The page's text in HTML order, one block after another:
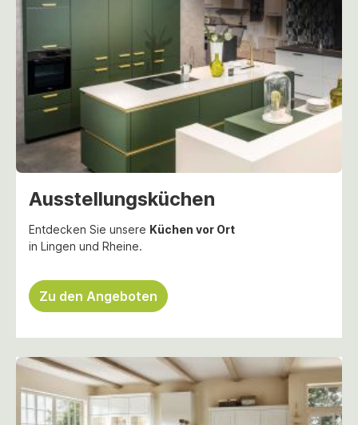
Ausstellungsküchen
Entdecken Sie unsere Küchen vor Ort
in Lingen und Rheine.
Zu den Angeboten